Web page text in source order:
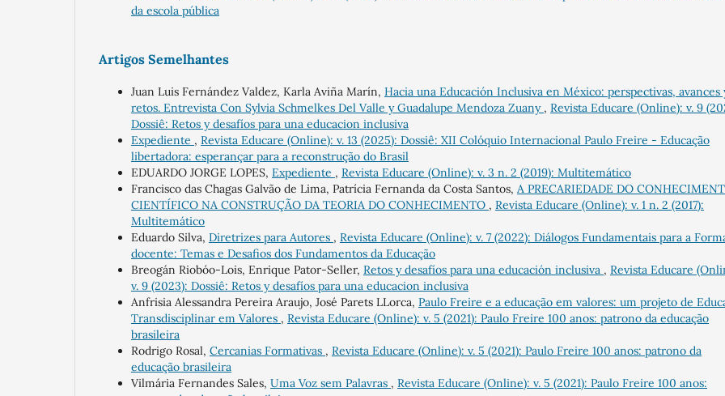
da escola pública
Artigos Semelhantes
Juan Luis Fernández Valdez, Karla Aviña Marín, Hacia una Educación Inclusiva en México: perspectivas, avances
retos. Entrevista Con Sylvia Schmelkes Del Valle y Guadalupe Mendoza Zuany , Revista Educare (Online): v. 9
Dossiê: Retos y desafíos para una educacion inclusiva
Expediente , Revista Educare (Online): v. 13 (2025): Dossiê: XII Colóquio Internacional Paulo Freire - Educação
libertadora: esperançar para a reconstrução do Brasil
EDUARDO JORGE LOPES, Expediente , Revista Educare (Online): v. 3 n. 2 (2019): Multitemático
Francisco das Chagas Galvão de Lima, Patrícia Fernanda da Costa Santos, A PRECARIEDADE DO
CIENTÍFICO NA CONSTRUÇÃO DA TEORIA DO CONHECIMENTO , Revista Educare (Online): v. 1 n. 2 (2017):
Multitemático
Eduardo Silva, Diretrizes para Autores , Revista Educare (Online): v. 7 (2022): Diálogos Fundamentais para a
docente: Temas e Desafios dos Fundamentos da Educação
Breogán Riobóo-Lois, Enrique Pator-Seller, Retos y desafíos para una educación inclusiva , Revista Educare
v. 9 (2023): Dossiê: Retos y desafíos para una educacion inclusiva
Anfrisia Alessandra Pereira Araujo, José Parets LLorca, Paulo Freire e a educação em valores: um projeto de
Transdisciplinar em Valores , Revista Educare (Online): v. 5 (2021): Paulo Freire 100 anos: patrono da educação
brasileira
Rodrigo Rosal, Cercanias Formativas , Revista Educare (Online): v. 5 (2021): Paulo Freire 100 anos: patrono da
educação brasileira
Vilmária Fernandes Sales, Uma Voz sem Palavras , Revista Educare (Online): v. 5 (2021): Paulo Freire 100 anos: